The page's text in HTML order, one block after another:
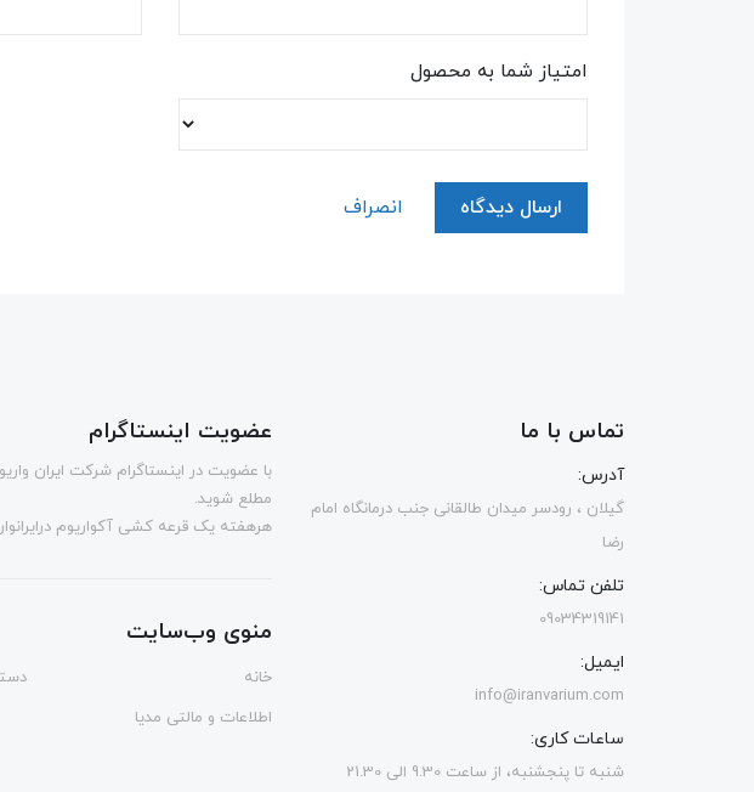
امتیاز شما به محصول
ارسال دیدگاه انصراف
تماس با ما
آدرس:
گیلان ، رودسر میدان طالقانی جنب درمانگاه امام
رضا
تلفن تماس:
09034319141
ایمیل:
info@iranvarium.com
ساعات کاری:
شنبه تا پنجشنبه، از ساعت 9.30 الی 21.30
عضویت اینستاگرام
با عضویت در اینستاگرام شرکت ایران
مطلع شوید.
هرهفته یک قرعه کشی آکواریوم
منوی وب‌سایت
خانه
اطلاعات و مالتی مدیا